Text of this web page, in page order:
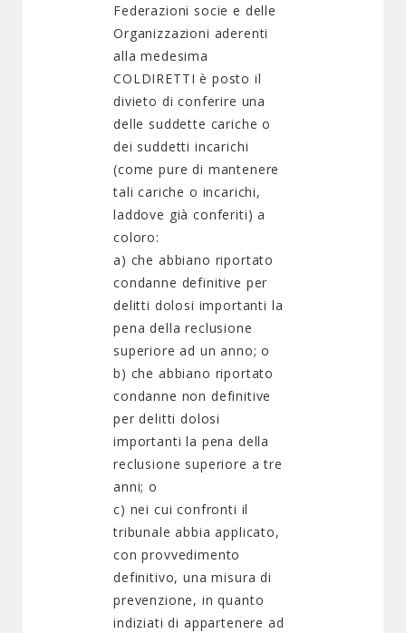
Federazioni socie e delle
Organizzazioni aderenti
alla medesima
COLDIRETTI è posto il
divieto di conferire una
delle suddette cariche o
dei suddetti incarichi
(come pure di mantenere
tali cariche o incarichi,
laddove già conferiti) a
coloro:
a) che abbiano riportato
condanne definitive per
delitti dolosi importanti la
pena della reclusione
superiore ad un anno; o
b) che abbiano riportato
condanne non definitive
per delitti dolosi
importanti la pena della
reclusione superiore a tre
anni; o
c) nei cui confronti il
tribunale abbia applicato,
con provvedimento
definitivo, una misura di
prevenzione, in quanto
indiziati di appartenere ad